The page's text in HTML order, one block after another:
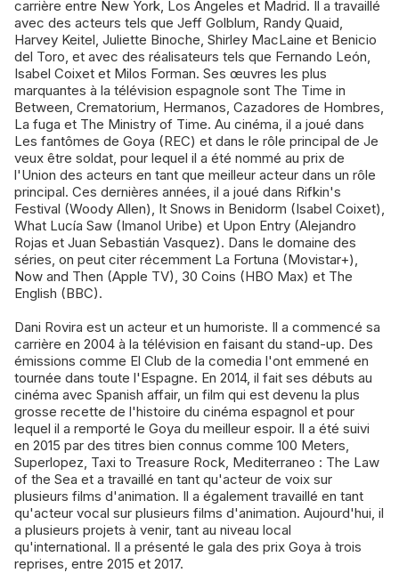
carrière entre New York, Los Angeles et Madrid. Il a travaillé
avec des acteurs tels que Jeff Golblum, Randy Quaid,
Harvey Keitel, Juliette Binoche, Shirley MacLaine et Benicio
del Toro, et avec des réalisateurs tels que Fernando León,
Isabel Coixet et Milos Forman. Ses œuvres les plus
marquantes à la télévision espagnole sont The Time in
Between, Crematorium, Hermanos, Cazadores de Hombres,
La fuga et The Ministry of Time. Au cinéma, il a joué dans
Les fantômes de Goya (REC) et dans le rôle principal de Je
veux être soldat, pour lequel il a été nommé au prix de
l'Union des acteurs en tant que meilleur acteur dans un rôle
principal. Ces dernières années, il a joué dans Rifkin's
Festival (Woody Allen), It Snows in Benidorm (Isabel Coixet),
What Lucía Saw (Imanol Uribe) et Upon Entry (Alejandro
Rojas et Juan Sebastián Vasquez). Dans le domaine des
séries, on peut citer récemment La Fortuna (Movistar+),
Now and Then (Apple TV), 30 Coins (HBO Max) et The
English (BBC).
Dani Rovira est un acteur et un humoriste. Il a commencé sa
carrière en 2004 à la télévision en faisant du stand-up. Des
émissions comme El Club de la comedia l'ont emmené en
tournée dans toute l'Espagne. En 2014, il fait ses débuts au
cinéma avec Spanish affair, un film qui est devenu la plus
grosse recette de l'histoire du cinéma espagnol et pour
lequel il a remporté le Goya du meilleur espoir. Il a été suivi
en 2015 par des titres bien connus comme 100 Meters,
Superlopez, Taxi to Treasure Rock, Mediterraneo : The Law
of the Sea et a travaillé en tant qu'acteur de voix sur
plusieurs films d'animation. Il a également travaillé en tant
qu'acteur vocal sur plusieurs films d'animation. Aujourd'hui, il
a plusieurs projets à venir, tant au niveau local
qu'international. Il a présenté le gala des prix Goya à trois
reprises, entre 2015 et 2017.